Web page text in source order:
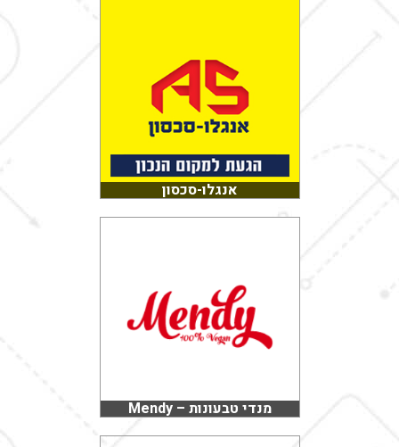
אנגלו-סכסון
מנדי טבעונות – Mendy